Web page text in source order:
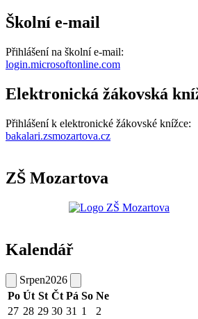
Školní e-mail
Přihlášení na školní e-mail:
login.microsoftonline.com
Elektronická žákovská
Přihlášení k elektronické žákovské knížce:
bakalari.zsmozartova.cz
ZŠ Mozartova
Kalendář
Srpen2026
Po Út St Čt Pá So Ne
27 28 29 30 31 1
2